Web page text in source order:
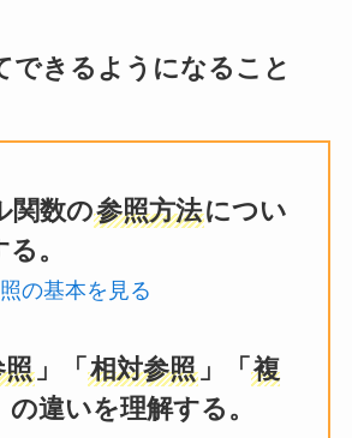
できるようになること
関数の参照方法につい
。
の基本を見る
照」「 相対参照」「 複
の違いを理解する。